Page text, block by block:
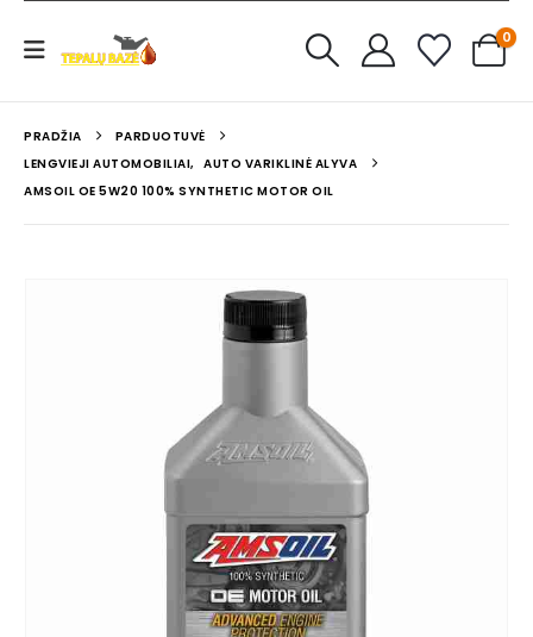
0
PRADŽIA
PARDUOTUVĖ
LENGVIEJI AUTOMOBILIAI, AUTO VARIKLINĖ ALYVA
AMSOIL OE 5W20 100% SYNTHETIC MOTOR OIL